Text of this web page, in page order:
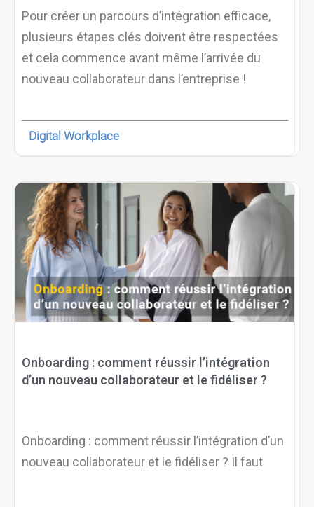
Pour créer un parcours d’intégration efficace,
plusieurs étapes clés doivent être respectées
et cela commence avant même l’arrivée du
nouveau collaborateur dans l’entreprise !
Digital Workplace
Onboarding : comment réussir l’intégration
d’un nouveau collaborateur et le fidéliser ?
Onboarding : comment réussir l’intégration d’un
nouveau collaborateur et le fidéliser ? Il faut